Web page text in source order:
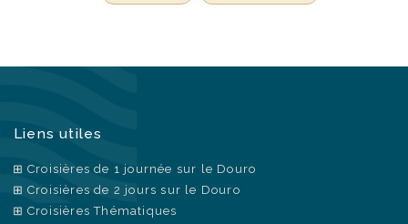
Liens utiles
Croisières de 1 journée sur le Douro
Croisières de 2 jours sur le Douro
Croisières Thématiques